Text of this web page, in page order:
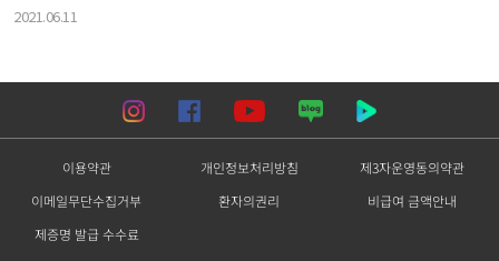
2021.06.11
이용약관 개인정보처리방침
제3자운영동의약관
이메일무단수집거부
환자의권리
비급여 금액안내
제증명 발급 수수료